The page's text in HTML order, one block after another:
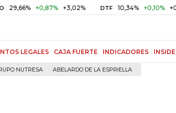
+0,87% +3,02% DTF 10,34% +0,10% +0,98%
LEGALES CAJA FUERTE INDICADORES INSIDE
NUTRESA ABELARDO DE LA ESPRIELLA